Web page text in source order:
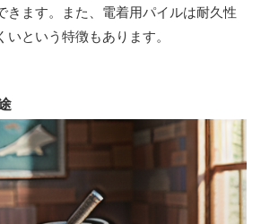
きます。また、電着用パイルは耐久性
という特徴もあります。